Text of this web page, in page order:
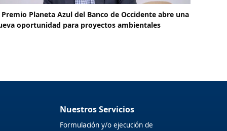
Premio Planeta Azul del Banco de Occidente abre una
oportunidad para proyectos ambientales
Nuestros Servicios
Formulación y/o ejecución de